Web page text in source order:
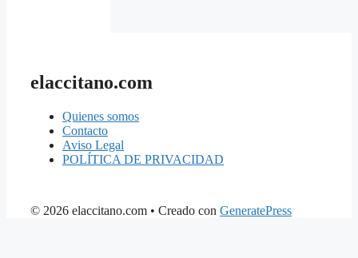
elaccitano.com
Quienes somos
Contacto
Aviso Legal
POLÍTICA DE PRIVACIDAD
© 2026 elaccitano.com • Creado con GeneratePress